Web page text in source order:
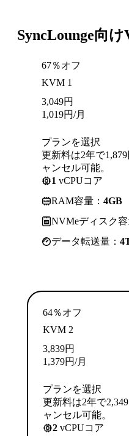
SyncLounge向
67％オフ
KVM 1
3,049円
1,019円/月
プランを選択
更新料は2年で
ャンセル可能。
1 vCPUコア
RAM容量： 4GB
NVMeディスク容
データ転送量：
64％オフ
KVM 2
3,839円
1,379円/月
プランを選択
更新料は2年で
ャンセル可能。
2 vCPUコア